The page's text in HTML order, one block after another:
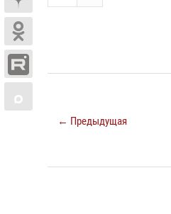
← Предыдущая